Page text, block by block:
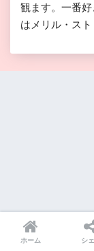
観ます。一番
はメリル・スト
ホーム シ